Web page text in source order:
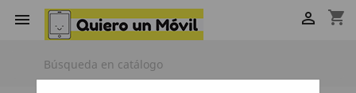
 shopping_cart
